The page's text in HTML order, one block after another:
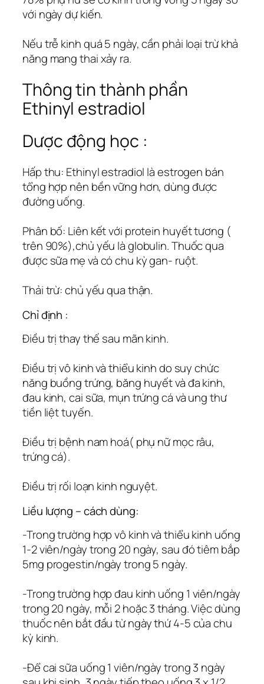
với ngày dự kiến.
Nếu trễ kinh quá 5 ngày, cần phải loại trừ khả
năng mang thai xảy ra.
Thông tin thành phần
Ethinyl estradiol
Dược động học :
Hấp thu: Ethinyl estradiol là estrogen bán
tổng hợp nên bền vững hơn, dùng được
đường uống.
Phân bố: Liên kết với protein huyết tương (
trên 90%),chủ yếu là globulin. Thuốc qua
được sữa mẹ và có chu kỳ gan- ruột.
Thải trừ: chủ yếu qua thận.
Chỉ định :
Điều trị thay thế sau mãn kinh.
Ðiều trị vô kinh và thiểu kinh do suy chức
năng buồng trứng, băng huyết và đa kinh,
đau kinh, cai sữa, mụn trứng cá và ung thư
tiền liệt tuyến.
Điều trị bệnh nam hoá( phụ nữ mọc râu,
trứng cá).
Điều trị rối loạn kinh nguyệt.
Liều lượng – cách dùng:
-Trong trường hợp vô kinh và thiểu kinh uống
1-2 viên/ngày trong 20 ngày, sau đó tiêm bắp
5mg progestin/ngày trong 5 ngày.
-Trong trường hợp đau kinh uống 1 viên/ngày
trong 20 ngày, mỗi 2 hoặc 3 tháng. Việc dùng
thuốc nên bắt đầu từ ngày thứ 4-5 của chu
kỳ kinh.
-Ðể cai sữa uống 1 viên/ngày trong 3 ngày